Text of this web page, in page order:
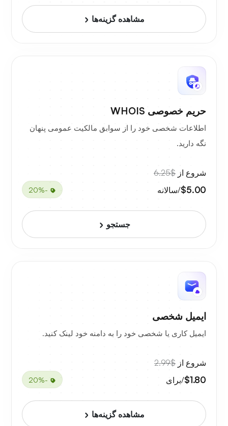
مشاهده گزینه‌ها
حریم خصوصی WHOIS
اطلاعات شخصی خود را از سوابق مالکیت عمومی پنهان
نگه دارید.
شروع از $6.25
$5.00/سالانه -20%
جستجو
ایمیل شخصی
ایمیل کاری یا شخصی خود را به دامنه خود لینک کنید.
شروع از $2.99
$1.80/برای -20%
مشاهده گزینه‌ها